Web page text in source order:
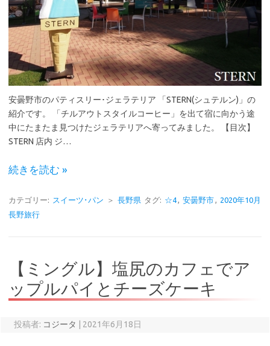
安曇野市のパティスリー･ジェラテリア 「STERN(シュテルン)」の
紹介です。 「チルアウトスタイルコーヒー」を出て宿に向かう途
中にたまたま見つけたジェラテリアへ寄ってみました。 【目次】
STERN 店内 ジ…
続きを読む »
カテゴリー: スイーツ･パン ＞ 長野県 タグ: ☆4, 安曇野市, 2020年10月
長野旅行
【ミングル】塩尻のカフェでア
ップルパイとチーズケーキ
投稿者: コジータ 2021年6月18日